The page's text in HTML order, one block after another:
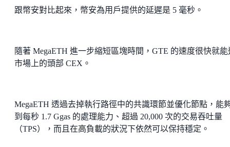
跟幣安對比起來，幣安為用戶提供的延遲是 5 毫秒。
隨著 MegaETH 進一步縮短區塊時間，GTE 的速度很快就能
市場上的頭部 CEX。
MegaETH 透過去掉執行路徑中的共識環節並優化節點，能
到每秒 1.7 Ggas 的處理能力、超過 20,000 次的交易吞吐量
（TPS），而且在高負載的狀況下依然可以保持穩定。